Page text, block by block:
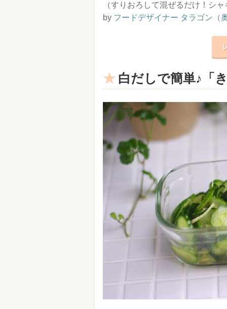
（すりおろして混ぜるだけ！シ
by フードデザイナー タラゴン（
白だしで簡単♪「